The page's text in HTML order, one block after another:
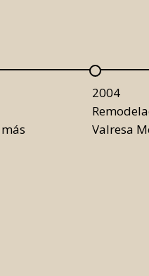
2004
Valresa